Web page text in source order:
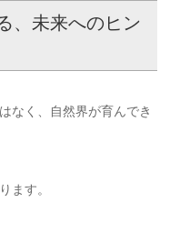
、未来へのヒン
なく、自然界が育んでき
ます。